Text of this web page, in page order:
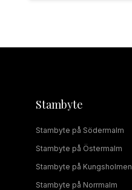
Stambyte
Stambyte på Södermalm
Stambyte på Östermalm
Stambyte på Kungsholmen
Stambyte på Norrmalm